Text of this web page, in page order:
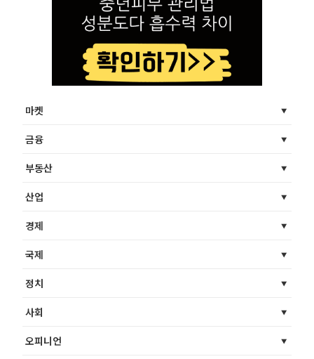
마켓
금융
부동산
산업
경제
국제
정치
사회
오피니언